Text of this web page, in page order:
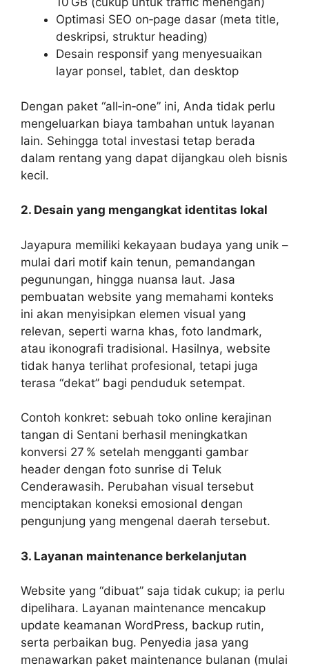
Optimasi SEO on‑page dasar (meta title,
deskripsi, struktur heading)
Desain responsif yang menyesuaikan
layar ponsel, tablet, dan desktop
Dengan paket “all‑in‑one” ini, Anda tidak perlu
mengeluarkan biaya tambahan untuk layanan
lain. Sehingga total investasi tetap berada
dalam rentang yang dapat dijangkau oleh bisnis
kecil.
2. Desain yang mengangkat identitas lokal
Jayapura memiliki kekayaan budaya yang unik –
mulai dari motif kain tenun, pemandangan
pegunungan, hingga nuansa laut. Jasa
pembuatan website yang memahami konteks
ini akan menyisipkan elemen visual yang
relevan, seperti warna khas, foto landmark,
atau ikonografi tradisional. Hasilnya, website
tidak hanya terlihat profesional, tetapi juga
terasa “dekat” bagi penduduk setempat.
Contoh konkret: sebuah toko online kerajinan
tangan di Sentani berhasil meningkatkan
konversi 27 % setelah mengganti gambar
header dengan foto sunrise di Teluk
Cenderawasih. Perubahan visual tersebut
menciptakan koneksi emosional dengan
pengunjung yang mengenal daerah tersebut.
3. Layanan maintenance berkelanjutan
Website yang “dibuat” saja tidak cukup; ia perlu
dipelihara. Layanan maintenance mencakup
update keamanan WordPress, backup rutin,
serta perbaikan bug. Penyedia jasa yang
menawarkan paket maintenance bulanan (mulai